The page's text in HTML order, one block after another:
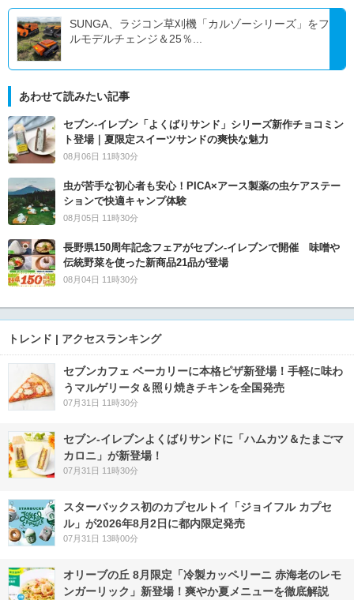
SUNGA、ラジコン草刈機「カルゾーシリーズ」をフ
ルモデルチェンジ＆25％...
あわせて読みたい記事
セブン‐イレブン「よくばりサンド」シリーズ新作チョコミン
ト登場｜夏限定スイーツサンドの爽快な魅力
08月06日 11時30分
虫が苦手な初心者も安心！PICA×アース製薬の虫ケアステー
ションで快適キャンプ体験
08月05日 11時30分
長野県150周年記念フェアがセブン-イレブンで開催 味噌や
伝統野菜を使った新商品21品が登場
08月04日 11時30分
トレンド | アクセスランキング
セブンカフェ ベーカリーに本格ピザ新登場！手軽に味わ
うマルゲリータ＆照り焼きチキンを全国発売
07月31日 11時30分
セブン‐イレブンよくばりサンドに「ハムカツ＆たまごマ
カロニ」が新登場！
07月31日 11時30分
スターバックス初のカプセルトイ「ジョイフル カプセ
ル」が2026年8月2日に都内限定発売
07月31日 13時00分
オリーブの丘 8月限定「冷製カッペリーニ 赤海老のレモ
ンガーリック」新登場！爽やか夏メニューを徹底解説